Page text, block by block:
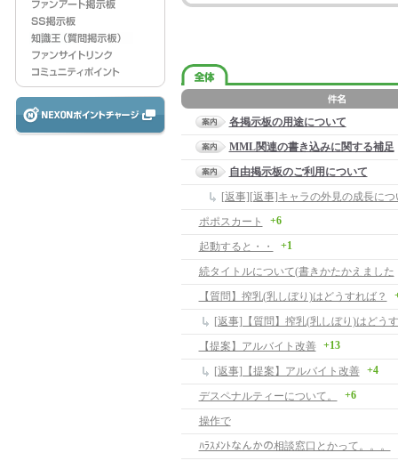
各掲示板の用途について
MML関連の書き込みに関する補足
自由掲示板のご利用について
[返事][返事]キャラの外見の成長につ
ポポスカート
+6
起動すると・・ +1
続タイトルについて(書きかたかえました
【質問】搾乳(乳しぼり)はどうすれば？
[返事]【質問】搾乳(乳しぼり)はどう
【提案】アルバイト改善
+13
[返事]【提案】アルバイト改善 +4
デスペナルティーについて。 +6
操作で
ﾊﾗｽﾒﾝﾄなんかの相談窓口とかって。。。